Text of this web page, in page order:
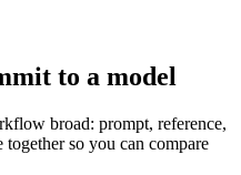
to a model
broad: prompt, reference,
so you can compare